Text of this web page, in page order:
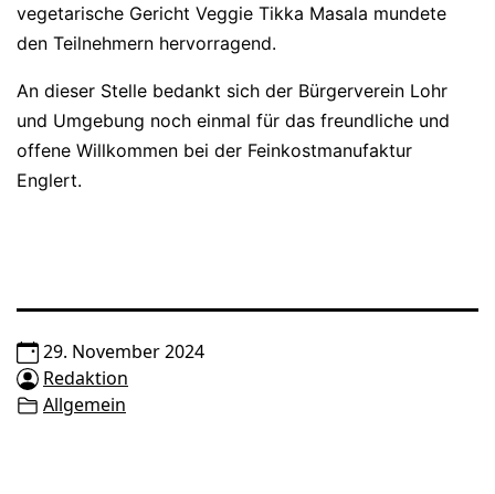
vegetarische Gericht Veggie Tikka Masala mundete
den Teilnehmern hervorragend.
An dieser Stelle bedankt sich der Bürgerverein Lohr
und Umgebung noch einmal für das freundliche und
offene Willkommen bei der Feinkostmanufaktur
Englert.
29. November 2024
Redaktion
Allgemein